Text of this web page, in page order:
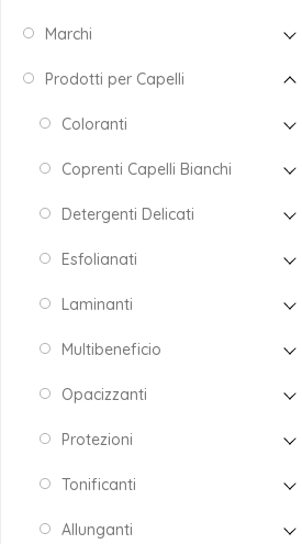
Marchi
Prodotti per Capelli
Coloranti
Coprenti Capelli Bianchi
Detergenti Delicati
Esfolianati
Laminanti
Multibeneficio
Opacizzanti
Protezioni
Tonificanti
Allunganti